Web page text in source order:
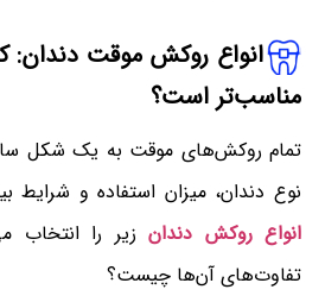
انواع روکش موقت دندان:
مناسب‌تر است؟
تمام روکش‌های موقت به یک شکل
نوع دندان، میزان استفاده و شرایط
انواع روکش دندانزیر را انتخاب
تفاوت‌های آن‌ها چیست؟